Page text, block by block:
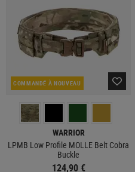
COMMANDÉ À NOUVEAU
WARRIOR
LPMB Low Profile MOLLE Belt Cobra
Buckle
124,90 €